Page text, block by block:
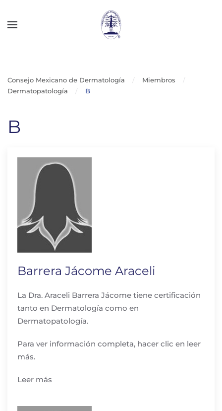
Consejo Mexicano de Dermatología
Miembros
Dermatopatología
B
B
Barrera Jácome Araceli
La Dra. Araceli Barrera Jácome tiene certificación
tanto en Dermatología como en
Dermatopatología.
Para ver información completa, hacer clic en leer
más.
Leer más